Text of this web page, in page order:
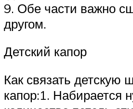
9. Обе части важно
другом.
Детский капор
Как связать детскую
капор:1. Набирается